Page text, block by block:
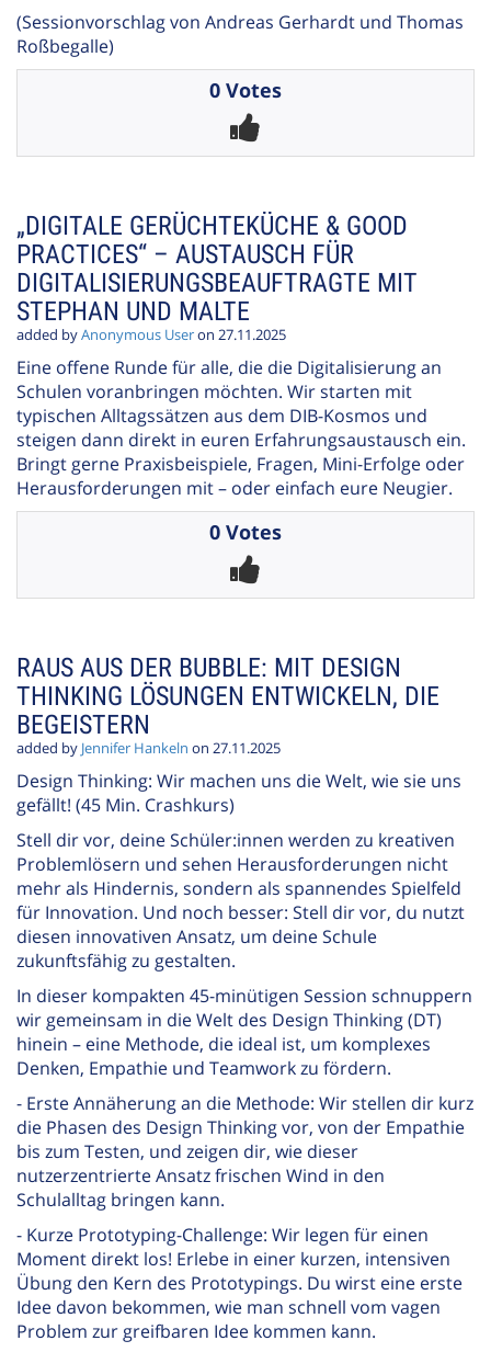
(Sessionvorschlag von Andreas Gerhardt und Thomas
Roßbegalle)
0 Votes
„DIGITALE GERÜCHTEKÜCHE & GOOD
PRACTICES“ – AUSTAUSCH FÜR
DIGITALISIERUNGSBEAUFTRAGTE MIT
STEPHAN UND MALTE
added byAnonymous Useron 27.11.2025
Eine offene Runde für alle, die die Digitalisierung an
Schulen voranbringen möchten. Wir starten mit
typischen Alltagssätzen aus dem DIB-Kosmos und
steigen dann direkt in euren Erfahrungsaustausch ein.
Bringt gerne Praxisbeispiele, Fragen, Mini-Erfolge oder
Herausforderungen mit – oder einfach eure Neugier.
0 Votes
RAUS AUS DER BUBBLE: MIT DESIGN
THINKING LÖSUNGEN ENTWICKELN, DIE
BEGEISTERN
added by Jennifer Hankeln on 27.11.2025
Design Thinking: Wir machen uns die Welt, wie sie uns
gefällt! (45 Min. Crashkurs)
Stell dir vor, deine Schüler:innen werden zu kreativen
Problemlösern und sehen Herausforderungen nicht
mehr als Hindernis, sondern als spannendes Spielfeld
für Innovation. Und noch besser: Stell dir vor, du nutzt
diesen innovativen Ansatz, um deine Schule
zukunftsfähig zu gestalten.
In dieser kompakten 45-minütigen Session schnuppern
wir gemeinsam in die Welt des Design Thinking (DT)
hinein – eine Methode, die ideal ist, um komplexes
Denken, Empathie und Teamwork zu fördern.
- Erste Annäherung an die Methode: Wir stellen dir kurz
die Phasen des Design Thinking vor, von der Empathie
bis zum Testen, und zeigen dir, wie dieser
nutzerzentrierte Ansatz frischen Wind in den
Schulalltag bringen kann.
- Kurze Prototyping-Challenge: Wir legen für einen
Moment direkt los! Erlebe in einer kurzen, intensiven
Übung den Kern des Prototypings. Du wirst eine erste
Idee davon bekommen, wie man schnell vom vagen
Problem zur greifbaren Idee kommen kann.